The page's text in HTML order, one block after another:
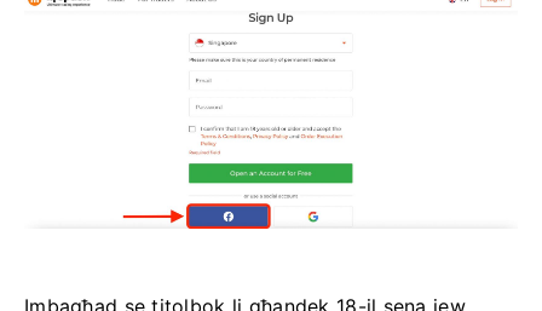
Imbagħad se titolbok li għandek 18-il sena jew